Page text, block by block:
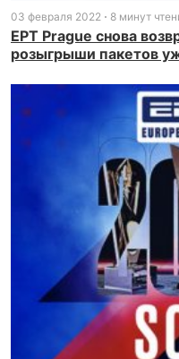
03 февраля 2022 8 минут
EPT Prague снова
розыгрыши пакетов